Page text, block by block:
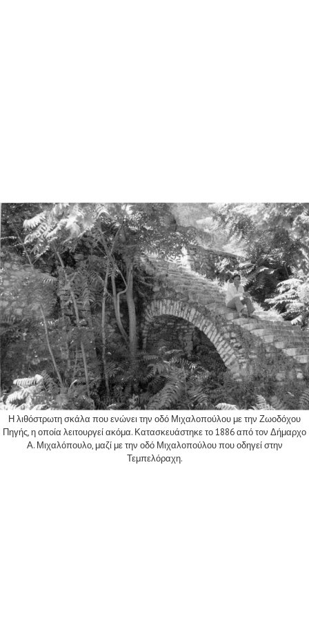
Η λιθόστρωτη σκάλα που ενώνει την οδό Μιχαλοπούλου με την Ζωοδόχου
Πηγής, η οποία λειτουργεί ακόμα. Κατασκευάστηκε το 1886 από τον Δήμαρχο
Α. Μιχαλόπουλο, μαζί με την οδό Μιχαλοπούλου που οδηγεί στην
Τεμπελόραχη.